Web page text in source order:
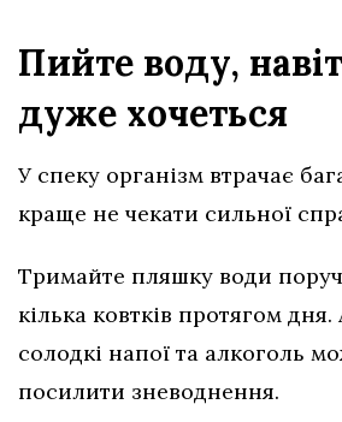
Пийте воду,
дуже хочеться
У спеку організм втрачає
краще не чекати сильної
Тримайте пляшку води поруч
кілька ковтків протягом
солодкі напої та алкоголь
посилити зневоднення.